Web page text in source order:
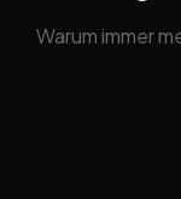
Warum immer